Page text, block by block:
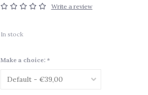
Write a review
In stock
Make a choice: *